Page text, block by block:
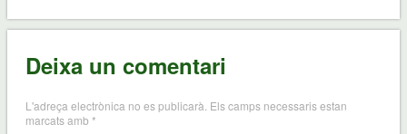
Deixa un comentari
L'adreça electrònica no es publicarà. Els camps necessaris estan
marcats amb *